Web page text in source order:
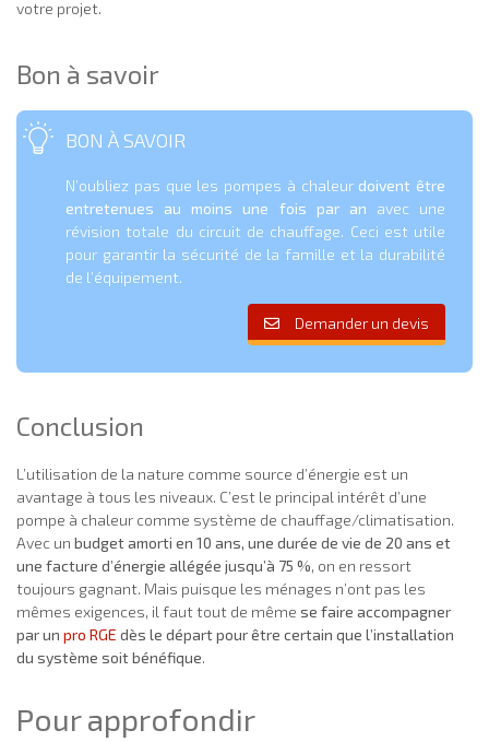
votre projet.
Bon à savoir
BON À SAVOIR
N’oubliez pas que les pompes à chaleur doivent être
entretenues au moins une fois par an avec une
révision totale du circuit de chauffage. Ceci est utile
pour garantir la sécurité de la famille et la durabilité
de l’équipement.
Demander un devis
Conclusion
L’utilisation de la nature comme source d’énergie est un
avantage à tous les niveaux. C’est le principal intérêt d’une
pompe à chaleur comme système de chauffage/climatisation.
Avec un budget amorti en 10 ans, une durée de vie de 20 ans et
une facture d’énergie allégée jusqu’à 75 %, on en ressort
toujours gagnant. Mais puisque les ménages n’ont pas les
mêmes exigences, il faut tout de même se faire accompagner
par un pro RGE dès le départ pour être certain que l’installation
du système soit bénéfique.
Pour approfondir